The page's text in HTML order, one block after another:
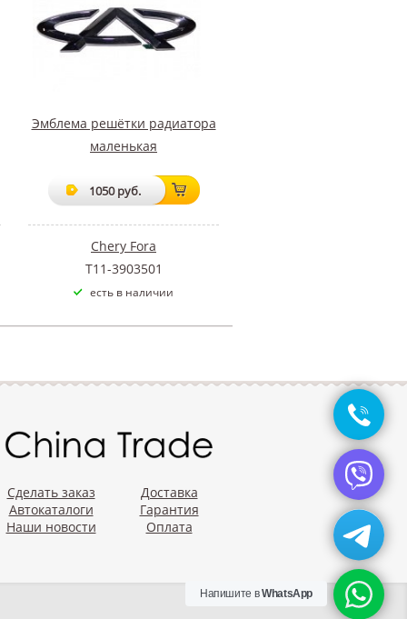
Эмблема решётки радиатора
маленькая
1050 руб.
Chery Fora
T11-3903501
есть в наличии
Сделать заказ
Автокаталоги
Наши новости
Доставка
Гарантия
Оплата
Напишите вWhatsApp